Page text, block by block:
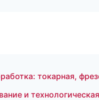
токарная,
и